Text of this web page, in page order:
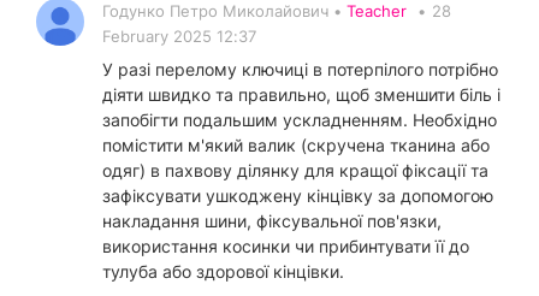
Годунко Петро Миколайович • Teacher • 28
February 2025 12:37
У разі перелому ключиці в потерпілого потрібно
діяти швидко та правильно, щоб зменшити біль і
запобігти подальшим ускладненням. Необхідно
помістити м'який валик (скручена тканина або
одяг) в пахвову ділянку для кращої фіксації та
зафіксувати ушкоджену кінцівку за допомогою
накладання шини, фіксувальної пов'язки,
використання косинки чи прибинтувати її до
тулуба або здорової кінцівки.